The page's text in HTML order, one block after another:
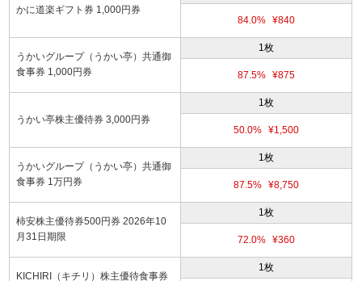
かに道楽ギフト券 1,000円券
84.0% ¥840
うかいグループ（うかい亭）共通御
食事券 1,000円券
1枚
87.5% ¥875
うかい亭株主優待券 3,000円券
1枚
50.0% ¥1,500
うかいグループ（うかい亭）共通御
食事券 1万円券
1枚
87.5% ¥8,750
柿安株主優待券500円券 2026年10
月31日期限
1枚
72.0% ¥360
KICHIRI（キチリ）株主優待食事券
1枚